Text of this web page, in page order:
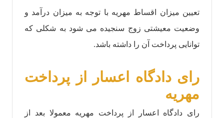
تعیین میزان اقساط مهریه با توجه به میزان درآمد و
وضعیت معیشتی زوج سنجیده می شود به شکلی که
توانایی پرداخت آن را داشته باشد.
رای دادگاه اعسار از پرداخت
مهریه
رای دادگاه اعسار از پرداخت مهریه معمولا بعد از